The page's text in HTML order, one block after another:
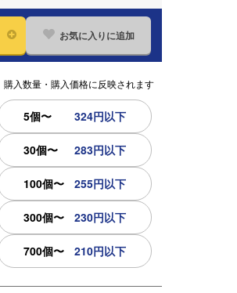
お気に入りに追加
購入数量・購入価格に反映されます
5個〜 324円以下
30個〜 283円以下
100個〜 255円以下
300個〜 230円以下
700個〜 210円以下